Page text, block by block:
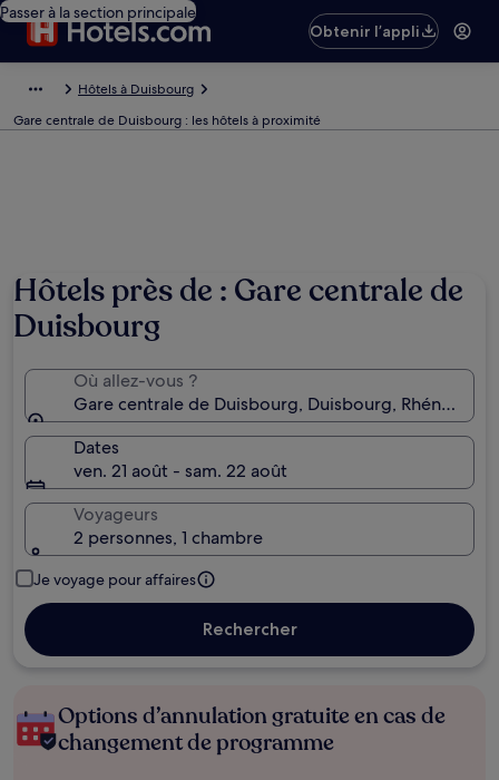
Passer à la section principale
Obtenir l’appli
Hôtels à Duisbourg
Gare centrale de Duisbourg : les hôtels à proximité
Hôtels près de : Gare centrale de
Duisbourg
Où allez-vous ?
Gare centrale de Duisbourg, Duisbourg, Rhénanie-
Dates
ven. 21 août - sam. 22 août
Voyageurs
2 personnes, 1 chambre
Je voyage pour affaires
Rechercher
Options d’annulation gratuite en cas de
changement de programme